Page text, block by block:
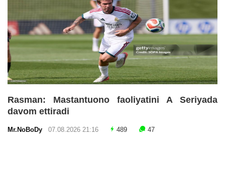
Rasman: Mastantuono faoliyatini A Seriyada
davom ettiradi
Mr.NoBoDy 07.08.2026 21:16 489 47